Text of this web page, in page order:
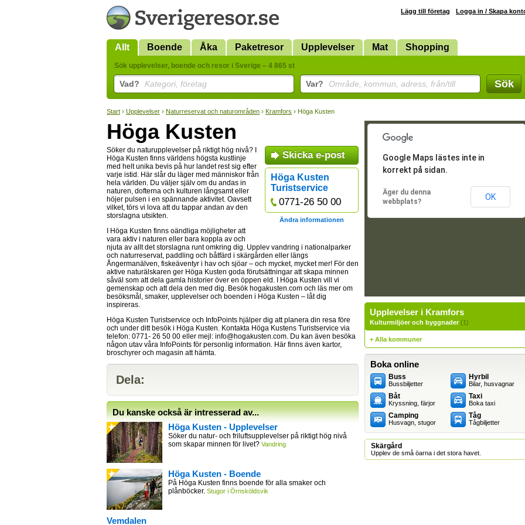
Lägg till företag Logga in / Skapa
Allt Boende Åka Paketresor Upplevelser Mat Shopping
Sök upplevelser, boende och resor i Sverige – 4 865 st
Vad? Kategori, företag Var? Område, kommun, adress, från/till Sök
Start › Upplevelser › Naturreservat och naturområden › Kramfors › Höga Kusten
Höga Kusten
Skicka e-post
Höga Kusten
Turistservice
0771-26 50 00
Ändra informationen
Söker du naturupplevelser på riktigt hög nivå? I
Höga Kusten finns världens högsta kustlinje
med helt unika bevis på hur landet rest sig efter
varje istid. Här slår du läger med människor från
hela världen. Du väljer själv om du andas in
naturen, dofterna och kulturen långsamt eller
höjer pulsen i en spännande aktivitet. Oavsett
vilket, törs vi lova att du tappar andan av den
storslagna utsikten.
I Höga Kusten finns oändliga möjligheter att
vara aktiv i naturen eller bara koppla av och
njuta av allt det storslagna runt omkring dig. Upplev vandring i nationalparker
och naturreservat, paddling och båtfärd i skärgården eller längs
Ångermanälven, fiskeäventyr i hav och sjöar – och mycket, mycket mer! För den
aktive naturälskaren ger Höga Kusten goda förutsättningar att skapa minnen
såväl som att dela gamla historier över en öppen eld. I Höga Kusten vill vi
gemenskap och att dela den med dig. Besök hogakusten.com och läs mer om
besöksmål, smaker, upplevelser och boenden i Höga Kusten – låt dig
inspireras.
Höga Kusten Turistservice och InfoPoints hjälper dig att planera din resa före
och under ditt besök i Höga Kusten. Kontakta Höga Kustens Turistservice via
telefon: 0771- 26 50 00 eller mejl: info@hogakusten.com. Du kan även besöka
någon utav våra InfoPoints för personlig information. Här finns även kartor,
broschyrer och magasin att hämta.
Dela:
Du kanske också är intresserad av...
Höga Kusten - Upplevelser
Söker du natur- och friluftsupplevelser på riktigt hög nivå
som skapar minnen för livet? Vandring
Höga Kusten - Boende
På Höga Kusten finns boende för alla smaker och
plånböcker. Stugor i Örnsköldsvik
Vemdalen
Google Maps lästes inte in
korrekt på sidan.
Äger du denna
webbplats?
OK
Upplevelser i Kramfors
Kulturmiljöer och byggnader(1)
+ Alla kommuner
Boka online
Buss
Bussbiljetter
Båt
Kryssning, färjor
Camping
Husvagn, stugor
Hyrbil
Bilar, husvagnar
Taxi
Boka taxi
Tåg
Tågbiljetter
Skärgård
Upplev de små öarna i det stora havet.